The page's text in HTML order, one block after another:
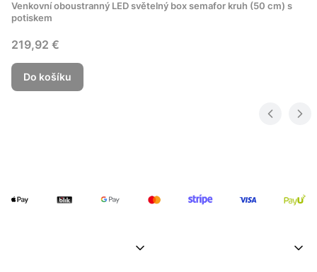
Venkovní oboustranný LED světelný box semafor kruh (50 cm) s
potiskem
Cena
219,92 €
Do košíku